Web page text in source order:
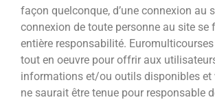
façon quelconque, d’une connexion au
connexion de toute personne au site se
entière responsabilité.
tout en oeuvre pour offrir aux
informations et/ou outils disponibles et
ne saurait être tenue pour responsable